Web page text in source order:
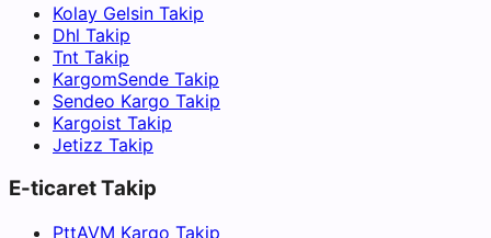
Kolay Gelsin Takip
Dhl Takip
Tnt Takip
KargomSende Takip
Sendeo Kargo Takip
Kargoist Takip
Jetizz Takip
E-ticaret Takip
PttAVM Kargo Takip